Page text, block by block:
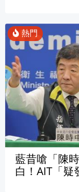
藍昔嗆「陳
白！AIT「疑